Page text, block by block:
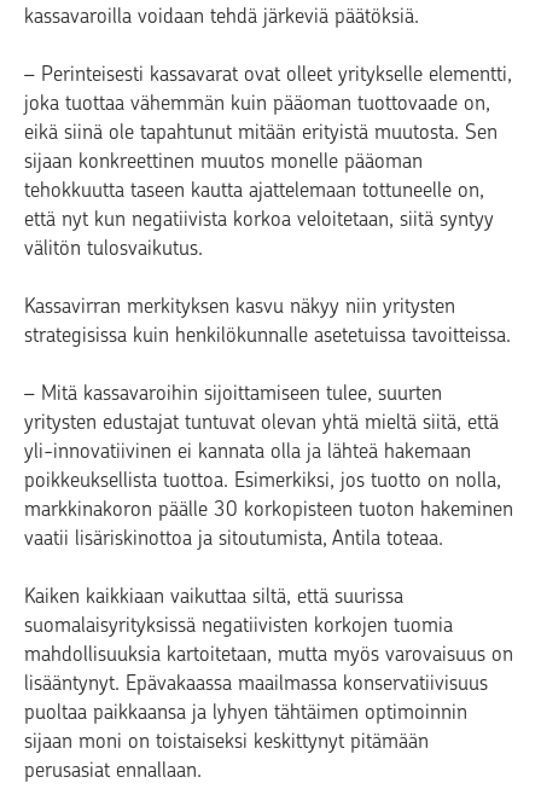
kassavaroilla voidaan tehdä järkeviä päätöksiä.
– Perinteisesti kassavarat ovat olleet yritykselle elementti,
joka tuottaa vähemmän kuin pääoman tuottovaade on,
eikä siinä ole tapahtunut mitään erityistä muutosta. Sen
sijaan konkreettinen muutos monelle pääoman
tehokkuutta taseen kautta ajattelemaan tottuneelle on,
että nyt kun negatiivista korkoa veloitetaan, siitä syntyy
välitön tulosvaikutus.
Kassavirran merkityksen kasvu näkyy niin yritysten
strategisissa kuin henkilökunnalle asetetuissa tavoitteissa.
– Mitä kassavaroihin sijoittamiseen tulee, suurten
yritysten edustajat tuntuvat olevan yhtä mieltä siitä, että
yli-innovatiivinen ei kannata olla ja lähteä hakemaan
poikkeuksellista tuottoa. Esimerkiksi, jos tuotto on nolla,
markkinakoron päälle 30 korkopisteen tuoton hakeminen
vaatii lisäriskinottoa ja sitoutumista, Antila toteaa.
Kaiken kaikkiaan vaikuttaa siltä, että suurissa
suomalaisyrityksissä negatiivisten korkojen tuomia
mahdollisuuksia kartoitetaan, mutta myös varovaisuus on
lisääntynyt. Epävakaassa maailmassa konservatiivisuus
puoltaa paikkaansa ja lyhyen tähtäimen optimoinnin
sijaan moni on toistaiseksi keskittynyt pitämään
perusasiat ennallaan.